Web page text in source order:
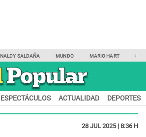
NALDY SALDAÑA MUNDO MARIO HART
ESPECTÁCULOS ACTUALIDAD DEPORTES
28 JUL 2025 | 8:36 H